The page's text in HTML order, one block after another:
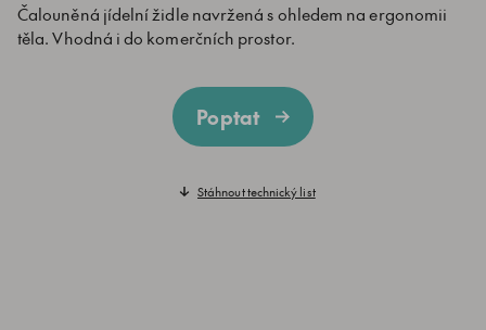
Čalouněná jídelní židle navržená s ohledem na ergonomii
těla. Vhodná i do komerčních prostor.
Poptat
Stáhnout technický list